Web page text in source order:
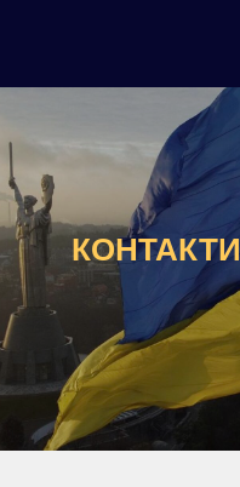
КОНТАКТИ